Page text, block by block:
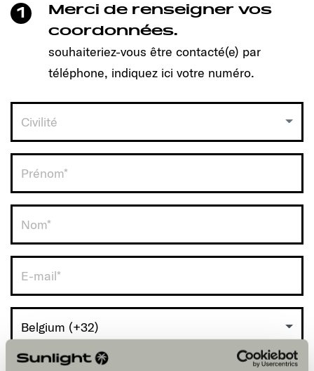
C'est aussi simple que cela
1. Entre la date
2. Sélectionnez le point de vente
3.Notre concessionnaire le plus proche va prendre
1
Merci de renseigner vos
coordonnées.
souhaiteriez-vous être contacté(e) par
téléphone, indiquez ici votre numéro.
Civilité
Belgium (+32)